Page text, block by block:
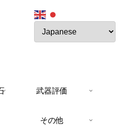
武器評価
その他